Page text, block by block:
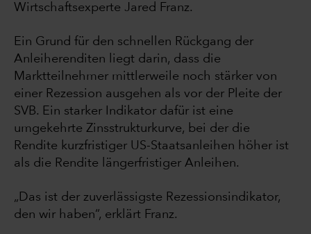
Wirtschaftsexperte Jared Franz.
Ein Grund für den schnellen Rückgang der
Anleiherenditen liegt darin, dass die
Marktteilnehmer mittlerweile noch stärker von
einer Rezession ausgehen als vor der Pleite der
SVB. Ein starker Indikator dafür ist eine
umgekehrte Zinsstrukturkurve, bei der die
Rendite kurzfristiger US-Staatsanleihen höher ist
als die Rendite längerfristiger Anleihen.
„Das ist der zuverlässigste Rezessionsindikator,
den wir haben“, erklärt Franz.